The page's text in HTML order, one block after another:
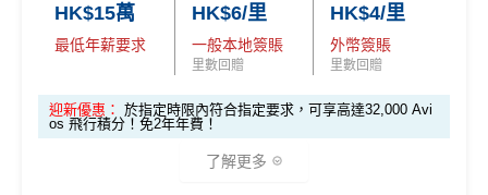
加基本1%回贈：HK$50
加總以上：簽HK$5,000， 新客戶有高達HK$850迎新
額外HK$300現金券）
大新 ONE+信用卡 (學生卡)-可享HK$300現金回贈：
HK$15萬
最低年薪要求
HK$6/里
一般本地簽賬
里數回贈
HK$4/里
外幣簽賬
里數回贈
迎新優惠： 於指定時限內符合指定要求，可享高達32,000 Avi
os 飛行積分！免2年年費！
了解更多